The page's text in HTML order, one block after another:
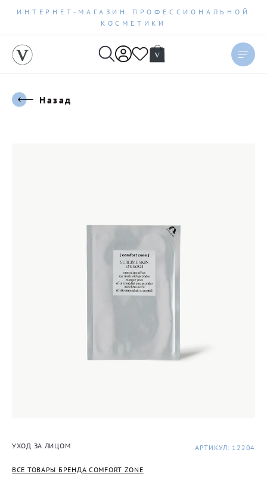
ИНТЕРНЕТ-МАГАЗИН ПРОФЕССИОНАЛЬНОЙ
КОСМЕТИКИ
Назад
УХОД ЗА ЛИЦОМ
ВСЕ ТОВАРЫ БРЕНДА COMFORT ZONE
АРТИКУЛ: 12204